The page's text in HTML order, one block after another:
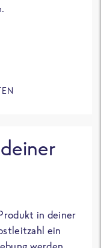
in deiner
ein